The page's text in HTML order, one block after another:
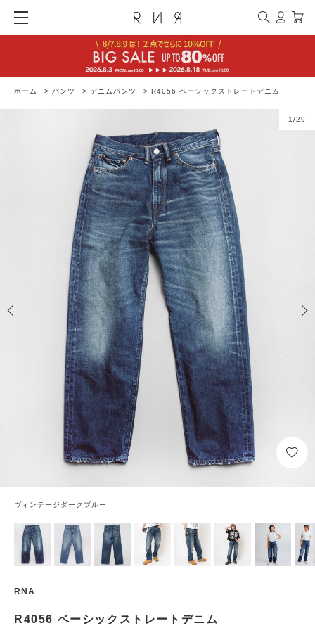
ホーム > パンツ > デニムパンツ > R4056 ベーシックストレートデニム
1 /29
ヴィンテージダークブルー
RNA
R4056 ベーシックストレートデニム